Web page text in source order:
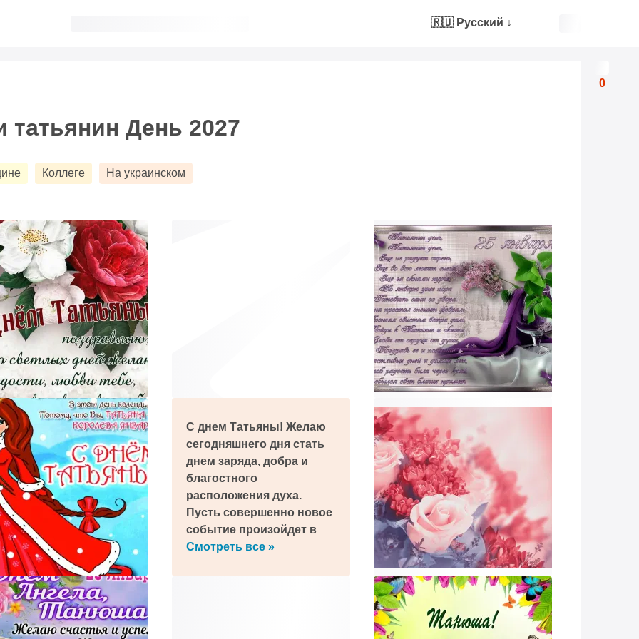
0
🇷🇺 Русский ↓
татьянин День 2027
Коллеге На украинском
С днем Татьяны! Желаю
сегодняшнего дня стать
днем заряда, добра и
благостного
расположения духа.
Пусть совершенно новое
событие произойдет в
вашей жизни сегодня!
Смотреть все »